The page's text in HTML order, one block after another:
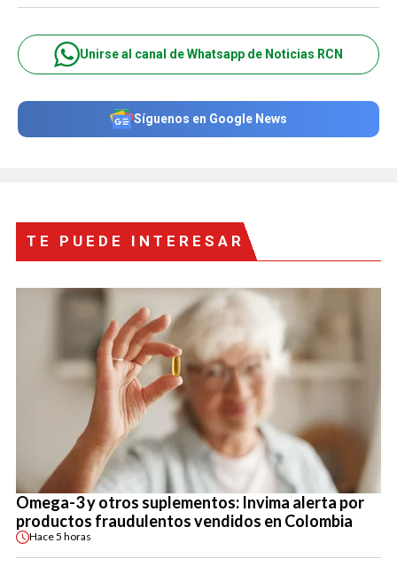
Unirse al canal de Whatsapp de Noticias RCN
Síguenos en Google News
TE PUEDE INTERESAR
Omega-3 y otros suplementos: Invima alerta por
productos fraudulentos vendidos en Colombia
Hace5 horas